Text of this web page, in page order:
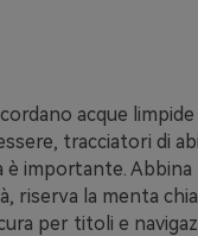
acque
tracciatori di
è importante.
riserva la menta
per titoli e